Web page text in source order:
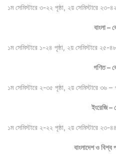
১ম সেমিস্টারে ৩-২২ পৃষ্ঠা, ২য় সেমিস্টারে ২৩-
বাংলা –
১ম সেমিস্টারে ১-২৪ পৃষ্ঠা, ২য় সেমিস্টারে ২৫-
গণিত –
১ম সেমিস্টারে ২-৩৫ পৃষ্ঠা, ২য় সেমিস্টারে ৩৬
ইংরেজি –
১ম সেমিস্টারে ২-২২ পৃষ্ঠা, ২য় সেমিস্টারে ২৩-
বাংলাদেশ ও